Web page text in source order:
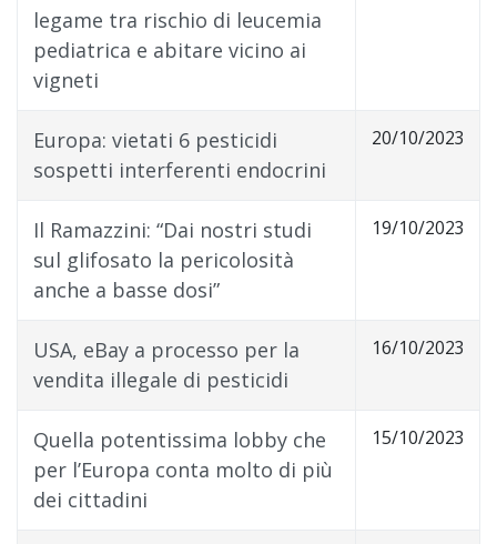
legame tra rischio di leucemia
pediatrica e abitare vicino ai
vigneti
Europa: vietati 6 pesticidi
sospetti interferenti endocrini
20/10/2023
Il Ramazzini: “Dai nostri studi
sul glifosato la pericolosità
anche a basse dosi”
19/10/2023
USA, eBay a processo per la
vendita illegale di pesticidi
16/10/2023
Quella potentissima lobby che
per l’Europa conta molto di più
dei cittadini
15/10/2023